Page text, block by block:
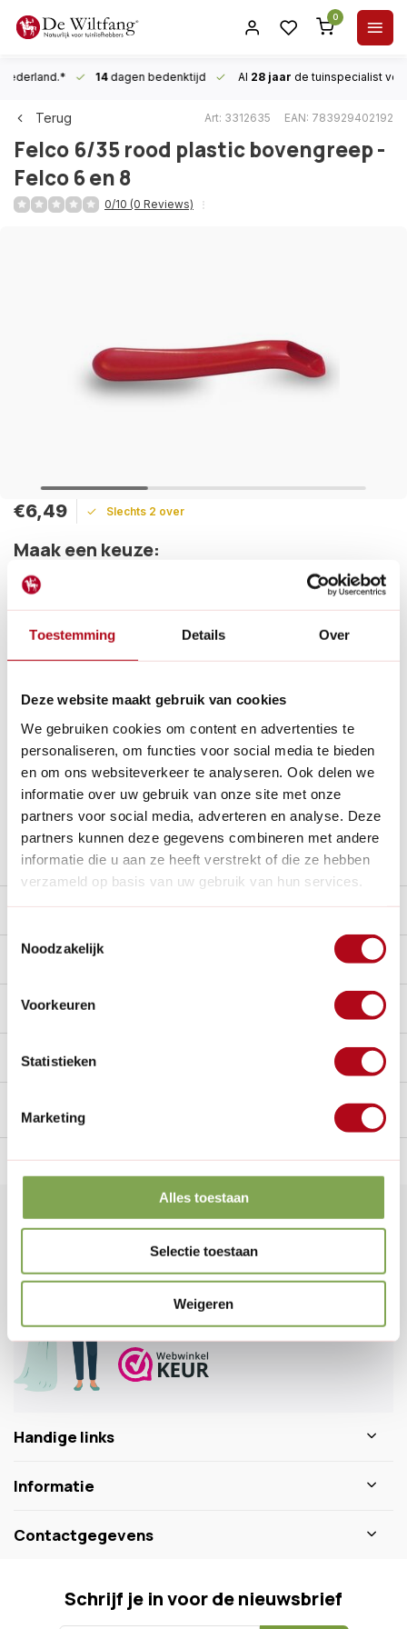
Toestemming Details Over
Deze website maakt gebruik van cookies
We gebruiken cookies om content en advertenties te
personaliseren, om functies voor social media te bieden
en om ons websiteverkeer te analyseren. Ook delen we
informatie over uw gebruik van onze site met onze
partners voor social media, adverteren en analyse. Deze
partners kunnen deze gegevens combineren met andere
informatie die u aan ze heeft verstrekt of die ze hebben
verzameld op basis van uw gebruik van hun services.
Noodzakelijk
Voorkeuren
Statistieken
Marketing
Alles toestaan
Selectie toestaan
Weigeren
0
14dagen bedenktijd Al 28 jaar de tuinspecialist
Terug Art: 3312635 EAN: 783929402192
Felco 6/35 rood plastic bovengreep -
Felco 6 en 8
0/10 (0 Reviews)
€6,49 Slechts 2 over
Maak een keuze:
Levertijd: 1 - 2 werkdagen
Handvat voor de Felco 6 en Felco 8 t.b.v. de bovengreep.
Wanneer het rode plastic door slijtage (deels) weg is, kan je
deze vervangen. Zie instructievideo hoe het werkt.
Betaal achteraf met Riverty.
Gratis verzendenvanaf € 60 in België en Nederland.*
14dagen bedenktijd
Al28 jaarde tuinspecialist voor tuinliefhebbers
Nieuw:Haal je bestelling in Wilnis bij ons op!
Stel een vraag over dit product
Product video
Beschrijving
Reviews
Handig voor erbij
Nederland.* 14dagen bedenktijd Al28 jaarde tuinspecialist
Klantenservice
Veelgestelde vragen
0346 218 111
info@dewiltfang.nl
Handige links
Informatie
Contactgegevens
Schrijf je in voor de nieuwsbrief